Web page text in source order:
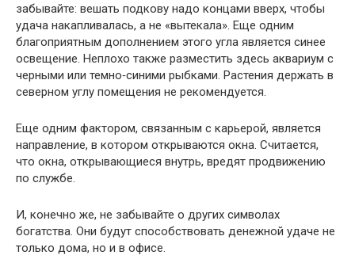
забывайте: вешать подкову надо концами вверх, чтобы
удача накапливалась, а не «вытекала». Еще одним
благоприятным дополнением этого угла является синее
освещение. Неплохо также разместить здесь аквариум с
черными или темно‑синими рыбками. Растения держать в
северном углу помещения не рекомендуется.
Еще одним фактором, связанным с карьерой, является
направление, в котором открываются окна. Считается,
что окна, открывающиеся внутрь, вредят продвижению
по службе.
И, конечно же, не забывайте о других символах
богатства. Они будут способствовать денежной удаче не
только дома, но и в офисе.